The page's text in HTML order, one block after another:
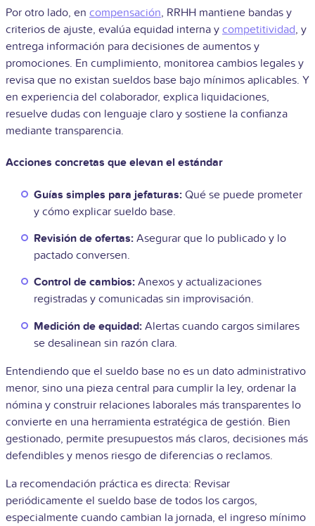
Por otro lado, en compensación, RRHH mantiene bandas y
criterios de ajuste, evalúa equidad interna y competitividad, y
entrega información para decisiones de aumentos y
promociones. En cumplimiento, monitorea cambios legales y
revisa que no existan sueldos base bajo mínimos aplicables. Y
en experiencia del colaborador, explica liquidaciones,
resuelve dudas con lenguaje claro y sostiene la confianza
mediante transparencia.
Acciones concretas que elevan el estándar
Guías simples para jefaturas: Qué se puede prometer
y cómo explicar sueldo base.
Revisión de ofertas: Asegurar que lo publicado y lo
pactado conversen.
Control de cambios: Anexos y actualizaciones
registradas y comunicadas sin improvisación.
Medición de equidad: Alertas cuando cargos similares
se desalinean sin razón clara.
Entendiendo que el sueldo base no es un dato administrativo
menor, sino una pieza central para cumplir la ley, ordenar la
nómina y construir relaciones laborales más transparentes lo
convierte en una herramienta estratégica de gestión. Bien
gestionado, permite presupuestos más claros, decisiones más
defendibles y menos riesgo de diferencias o reclamos.
La recomendación práctica es directa: Revisar
periódicamente el sueldo base de todos los cargos,
especialmente cuando cambian la jornada, el ingreso mínimo